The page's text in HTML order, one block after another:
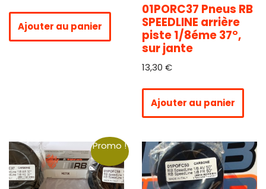
Ajouter au panier
01PORC37 Pneus RB
SPEEDLINE arrière
piste 1/8éme 37°,
sur jante
13,30 €
Ajouter au panier
Promo !